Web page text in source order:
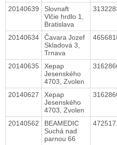
20140639
Slovnaft
Vlčie hrdlo 1,
Bratislava
20140634
Čavara Jozef
Skladová 3,
Trnava
20140635
Xepap
Jesenského
4703, Zvolen
20140627
Xepap
Jesenského
4703, Zvolen
20140562
BEAMEDIC
Suchá nad
parnou 66